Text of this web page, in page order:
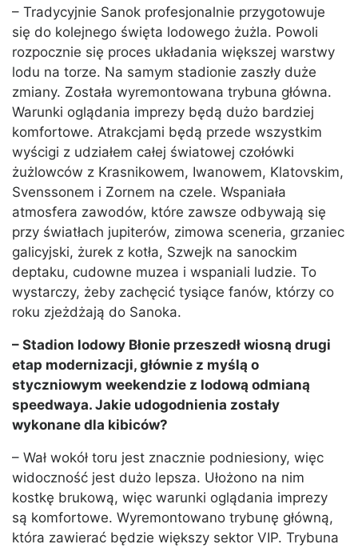
– Tradycyjnie Sanok profesjonalnie przygotowuje
się do kolejnego święta lodowego żużla. Powoli
rozpocznie się proces układania większej warstwy
lodu na torze. Na samym stadionie zaszły duże
zmiany. Została wyremontowana trybuna główna.
Warunki oglądania imprezy będą dużo bardziej
komfortowe. Atrakcjami będą przede wszystkim
wyścigi z udziałem całej światowej czołówki
żużlowców z Krasnikowem, Iwanowem, Klatovskim,
Svenssonem i Zornem na czele. Wspaniała
atmosfera zawodów, które zawsze odbywają się
przy światłach jupiterów, zimowa sceneria, grzaniec
galicyjski, żurek z kotła, Szwejk na sanockim
deptaku, cudowne muzea i wspaniali ludzie. To
wystarczy, żeby zachęcić tysiące fanów, którzy co
roku zjeżdżają do Sanoka.
– Stadion lodowy Błonie przeszedł wiosną drugi
etap modernizacji, głównie z myślą o
styczniowym weekendzie z lodową odmianą
speedwaya. Jakie udogodnienia zostały
wykonane dla kibiców?
– Wał wokół toru jest znacznie podniesiony, więc
widoczność jest dużo lepsza. Ułożono na nim
kostkę brukową, więc warunki oglądania imprezy
są komfortowe. Wyremontowano trybunę główną,
która zawierać będzie większy sektor VIP. Trybuna